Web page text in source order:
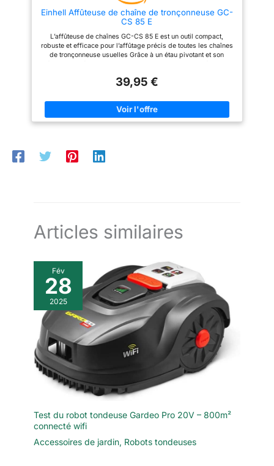
Einhell Affûteuse de chaîne de tronçonneuse GC-
CS 85 E
L’affûteuse de chaînes GC-CS 85 E est un outil compact,
robuste et efficace pour l’affûtage précis de toutes les chaînes
de tronçonneuse usuelles Grâce à un étau pivotant et son
chaîne repositionnement nécessaire Une butée de profondeur
39,95 €
Articles similaires
Fév
28
2025
Test du robot tondeuse Gardeo Pro 20V – 800m²
connecté wifi
Accessoires de jardin, Robots tondeuses